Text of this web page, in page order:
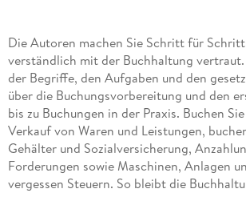
Die Autoren machen Sie Schritt für
verständlich mit der Buchhaltung
der Begriffe, den Aufgaben und den
über die Buchungsvorbereitung und den
bis zu Buchungen in der Praxis. Buchen
Verkauf von Waren und Leistungen,
Gehälter und Sozialversicherung,
Forderungen sowie Maschinen, Anlagen
vergessen Steuern. So bleibt die